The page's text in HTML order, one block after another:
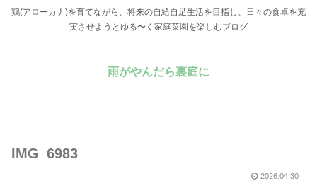
鶏(アローカナ)を育てながら、将来の自給自足生活を目指し、日々の食卓を充
実させようとゆる〜く家庭菜園を楽しむブログ
雨がやんだら裏庭に
IMG_6983
2026.04.30